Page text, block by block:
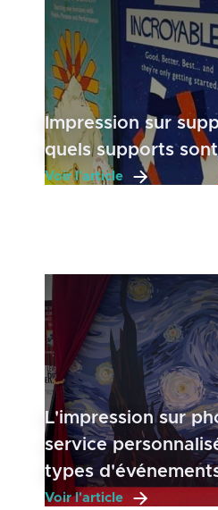
Impression sur
quels supports
Voir l'article
L'impression sur
service
types
Voir l'article